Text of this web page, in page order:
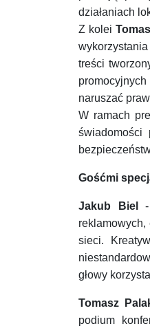
działaniach
Z kolei
treści
naruszać
W ramach
świadomości
Gośćmi
Jakub Biel
-
sieci.
głowy
Tomasz
podium